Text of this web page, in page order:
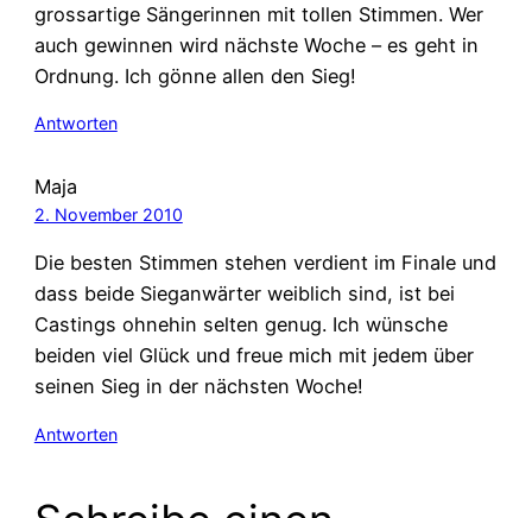
grossartige Sängerinnen mit tollen Stimmen. Wer
auch gewinnen wird nächste Woche – es geht in
Ordnung. Ich gönne allen den Sieg!
Antworten
Maja
2. November 2010
Die besten Stimmen stehen verdient im Finale und
dass beide Sieganwärter weiblich sind, ist bei
Castings ohnehin selten genug. Ich wünsche
beiden viel Glück und freue mich mit jedem über
seinen Sieg in der nächsten Woche!
Antworten